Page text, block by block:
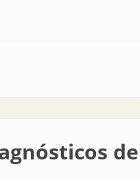
de sobretension